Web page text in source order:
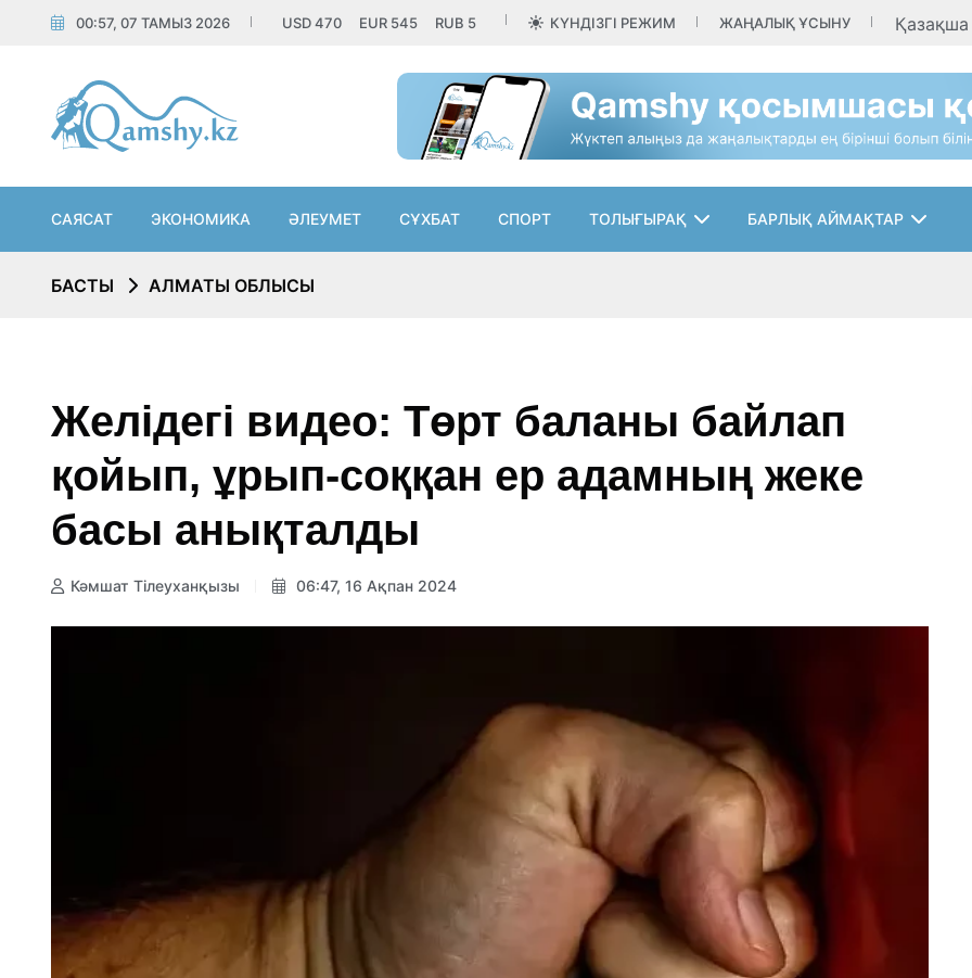
00:57, 07 ТАМЫЗ 2026 USD470 EUR 545 RUB 5 КҮНДІЗГІ РЕЖИМ ЖАҢАЛЫҚ ҰСЫНУ Қазақша
САЯСАТ ЭКОНОМИКА ӘЛЕУМЕТ СҰХБАТ СПОРТ ТОЛЫҒЫРАҚ БАРЛЫҚ АЙМАҚТАР
БАСТЫ АЛМАТЫ ОБЛЫСЫ
Желідегі видео: Төрт баланы байлап
қойып, ұрып-соққан ер адамның жеке
басы анықталды
Кәмшат Тілеуханқызы 06:47, 16 Ақпан 2024